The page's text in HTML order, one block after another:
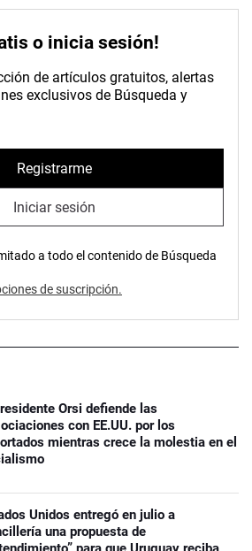
o inicia sesión!
de artículos gratuitos, alertas
exclusivos de Búsqueda y
Registrarme
Iniciar sesión
a todo el contenido de Búsqueda
de suscripción.
Orsi defiende las
con EE.UU. por los
mientras crece la molestia en el
Unidos entregó en julio a
una propuesta de